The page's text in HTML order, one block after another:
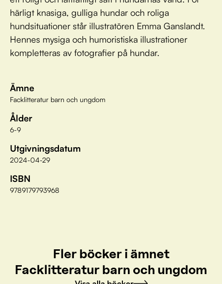
härligt knasiga, gulliga hundar och roliga
hundsituationer står illustratören Emma Ganslandt.
Hennes mysiga och humoristiska illustrationer
kompletteras av fotografier på hundar.
Ämne
Facklitteratur barn och ungdom
Ålder
6-9
Utgivningsdatum
2024-04-29
ISBN
9789179793968
Fler böcker i ämnet
Facklitteratur barn och ungdom